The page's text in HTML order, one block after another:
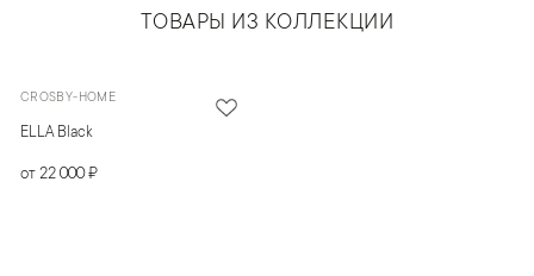
ТОВАРЫ ИЗ КОЛЛЕКЦИИ
CROSBY-HOME
ELLA Black
от 22 000 ₽